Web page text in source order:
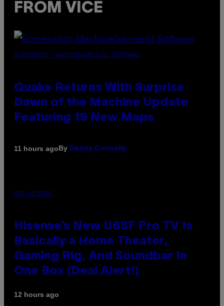
FROM VICE
SCREENSHOT: MACHINEGAMES/ID SOFTWARE
Quake Returns With Surprise
Dawn of the Machine Update
Featuring 19 New Maps
11 hours agoBy Denny Connolly
VIA HISENSE
Hisense’s New U6SF Pro TV Is
Basically a Home Theater,
Gaming Rig, And Soundbar In
One Box (Deal Alert!)
12 hours ago